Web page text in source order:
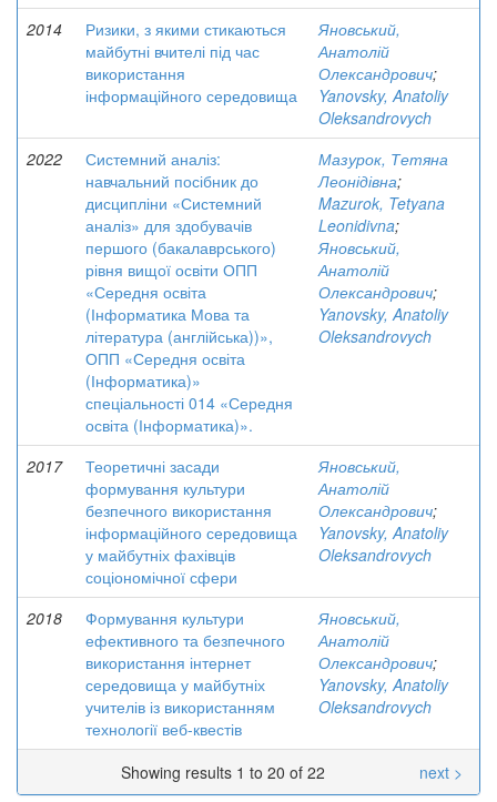
2014
Ризики, з якими стикаються
майбутні вчителі під час
використання
інформаційного середовища
Яновський,
Анатолій
Олександрович;
Yanovsky, Anatoliy
Oleksandrovych
2022
Системний аналіз:
навчальний посібник до
дисципліни «Системний
аналіз» для здобувачів
першого (бакалаврського)
рівня вищої освіти ОПП
«Середня освіта
(Інформатика Мова та
література (англійська))»,
ОПП «Середня освіта
(Інформатика)»
спеціальності 014 «Середня
освіта (Інформатика)».
Мазурок, Тетяна
Леонідівна;
Mazurok, Tetyana
Leonidivna;
Яновський,
Анатолій
Олександрович;
Yanovsky, Anatoliy
Oleksandrovych
2017
Теоретичні засади
формування культури
безпечного використання
інформаційного середовища
у майбутніх фахівців
соціономічної сфери
Яновський,
Анатолій
Олександрович;
Yanovsky, Anatoliy
Oleksandrovych
2018
Формування культури
ефективного та безпечного
використання інтернет
середовища у майбутніх
учителів із використанням
технології веб-квестів
Яновський,
Анатолій
Олександрович;
Yanovsky, Anatoliy
Oleksandrovych
Showing results 1 to 20 of 22 next >